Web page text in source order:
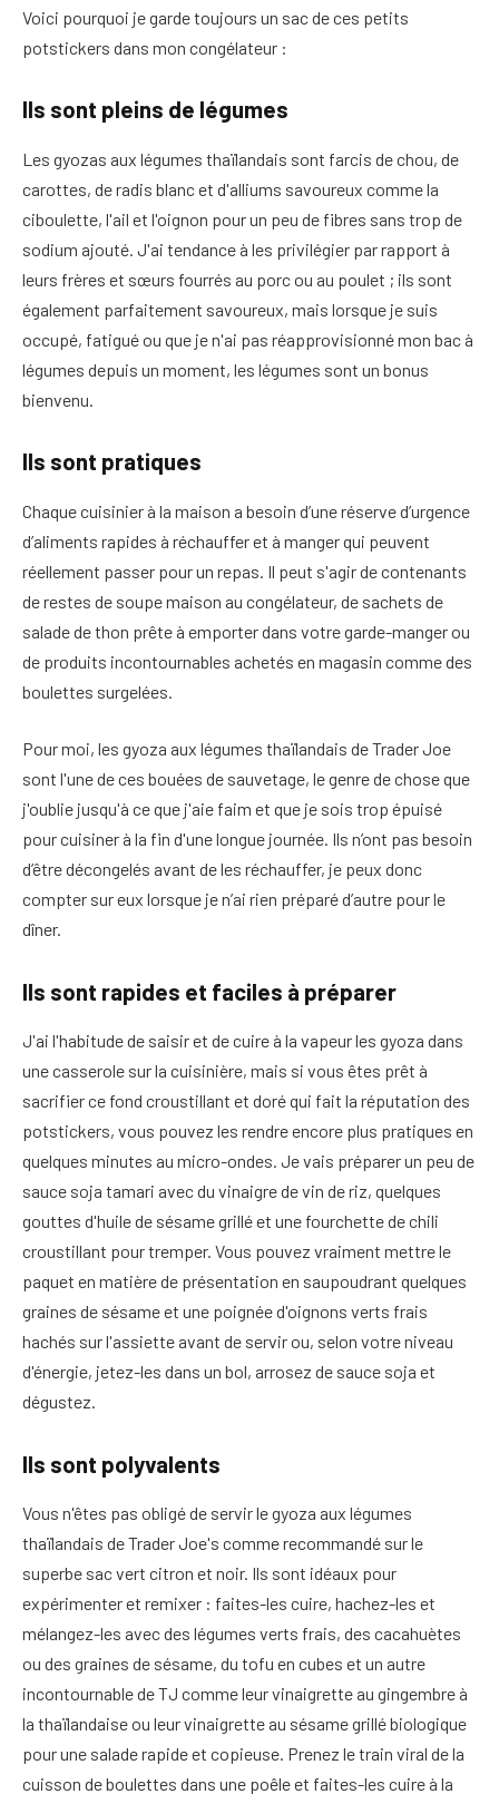
Voici pourquoi je garde toujours un sac de ces petits
potstickers dans mon congélateur :
Ils sont pleins de légumes
Les gyozas aux légumes thaïlandais sont farcis de chou, de
carottes, de radis blanc et d'alliums savoureux comme la
ciboulette, l'ail et l'oignon pour un peu de fibres sans trop de
sodium ajouté. J'ai tendance à les privilégier par rapport à
leurs frères et sœurs fourrés au porc ou au poulet ; ils sont
également parfaitement savoureux, mais lorsque je suis
occupé, fatigué ou que je n'ai pas réapprovisionné mon bac à
légumes depuis un moment, les légumes sont un bonus
bienvenu.
Ils sont pratiques
Chaque cuisinier à la maison a besoin d’une réserve d’urgence
d’aliments rapides à réchauffer et à manger qui peuvent
réellement passer pour un repas. Il peut s'agir de contenants
de restes de soupe maison au congélateur, de sachets de
salade de thon prête à emporter dans votre garde-manger ou
de produits incontournables achetés en magasin comme des
boulettes surgelées.
Pour moi, les gyoza aux légumes thaïlandais de Trader Joe
sont l'une de ces bouées de sauvetage, le genre de chose que
j'oublie jusqu'à ce que j'aie faim et que je sois trop épuisé
pour cuisiner à la fin d'une longue journée. Ils n’ont pas besoin
d’être décongelés avant de les réchauffer, je peux donc
compter sur eux lorsque je n’ai rien préparé d’autre pour le
dîner.
Ils sont rapides et faciles à préparer
J'ai l'habitude de saisir et de cuire à la vapeur les gyoza dans
une casserole sur la cuisinière, mais si vous êtes prêt à
sacrifier ce fond croustillant et doré qui fait la réputation des
potstickers, vous pouvez les rendre encore plus pratiques en
quelques minutes au micro-ondes. Je vais préparer un peu de
sauce soja tamari avec du vinaigre de vin de riz, quelques
gouttes d'huile de sésame grillé et une fourchette de chili
croustillant pour tremper. Vous pouvez vraiment mettre le
paquet en matière de présentation en saupoudrant quelques
graines de sésame et une poignée d'oignons verts frais
hachés sur l'assiette avant de servir ou, selon votre niveau
d'énergie, jetez-les dans un bol, arrosez de sauce soja et
dégustez.
Ils sont polyvalents
Vous n'êtes pas obligé de servir le gyoza aux légumes
thaïlandais de Trader Joe's comme recommandé sur le
superbe sac vert citron et noir. Ils sont idéaux pour
expérimenter et remixer : faites-les cuire, hachez-les et
mélangez-les avec des légumes verts frais, des cacahuètes
ou des graines de sésame, du tofu en cubes et un autre
incontournable de TJ comme leur vinaigrette au gingembre à
la thaïlandaise ou leur vinaigrette au sésame grillé biologique
pour une salade rapide et copieuse. Prenez le train viral de la
cuisson de boulettes dans une poêle et faites-les cuire à la